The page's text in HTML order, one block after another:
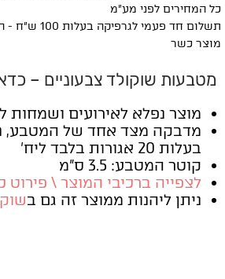
כל המחירים לפני מע"מ
תשלום חד פעמי לגרפיקה בעלות 100 ש"ח - הנחה קבועה בכל הזמנה חוזרת!
מוצר כשר
מטבעות שוקולד צבעוניים –
מוצר נפלא לאירועים ושמחות
מדבקה מצד אחד של המטבע,
בעלות 20 אגורות בלבד ליח'
קוטר המטבע: 3.5 ס"מ
לצפייה ברכיבי המוצר \ פירוט
ניתן ליהנות ממוצר זה גם ב